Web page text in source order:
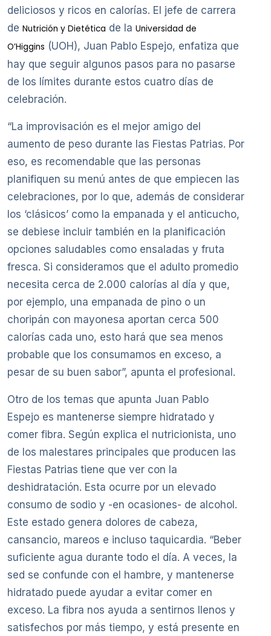
deliciosos y ricos en calorías. El jefe de carrera
de Nutrición y Dietética de la Universidad de
O’Higgins (UOH), Juan Pablo Espejo, enfatiza que
hay que seguir algunos pasos para no pasarse
de los límites durante estos cuatro días de
celebración.
“La improvisación es el mejor amigo del
aumento de peso durante las Fiestas Patrias. Por
eso, es recomendable que las personas
planifiquen su menú antes de que empiecen las
celebraciones, por lo que, además de considerar
los ‘clásicos’ como la empanada y el anticucho,
se debiese incluir también en la planificación
opciones saludables como ensaladas y fruta
fresca. Si consideramos que el adulto promedio
necesita cerca de 2.000 calorías al día y que,
por ejemplo, una empanada de pino o un
choripán con mayonesa aportan cerca 500
calorías cada uno, esto hará que sea menos
probable que los consumamos en exceso, a
pesar de su buen sabor”, apunta el profesional.
Otro de los temas que apunta Juan Pablo
Espejo es mantenerse siempre hidratado y
comer fibra. Según explica el nutricionista, uno
de los malestares principales que producen las
Fiestas Patrias tiene que ver con la
deshidratación. Esta ocurre por un elevado
consumo de sodio y -en ocasiones- de alcohol.
Este estado genera dolores de cabeza,
cansancio, mareos e incluso taquicardia. “Beber
suficiente agua durante todo el día. A veces, la
sed se confunde con el hambre, y mantenerse
hidratado puede ayudar a evitar comer en
exceso. La fibra nos ayuda a sentirnos llenos y
satisfechos por más tiempo, y está presente en